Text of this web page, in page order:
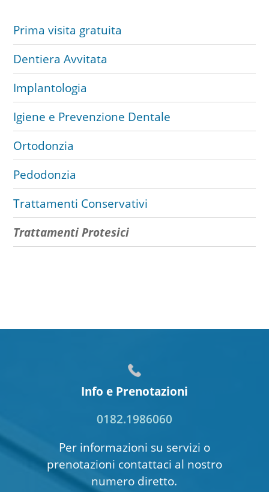
Prima visita gratuita
Dentiera Avvitata
Implantologia
Igiene e Prevenzione Dentale
Ortodonzia
Pedodonzia
Trattamenti Conservativi
Trattamenti Protesici
Info e Prenotazioni
0182.1986060
Per informazioni su servizi o
prenotazioni contattaci al nostro
numero diretto.